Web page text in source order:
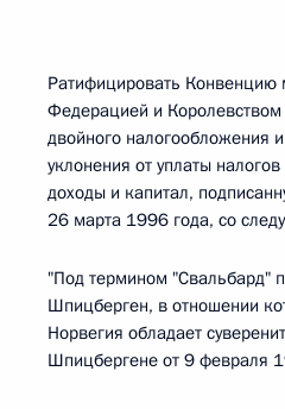
Ратифицировать Конвенцию
Федерацией и
двойного налогообложения
уклонения от уплаты
доходы и капитал,
26 марта 1996 года, со
"Под термином "Свальбард"
Шпицберген, в отношении
Норвегия обладает
Шпицбергене от 9 февраля